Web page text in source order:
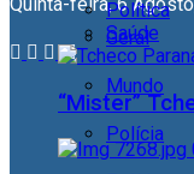
Geral
Mundo
Polícia
Política
Saúde
“Mister”